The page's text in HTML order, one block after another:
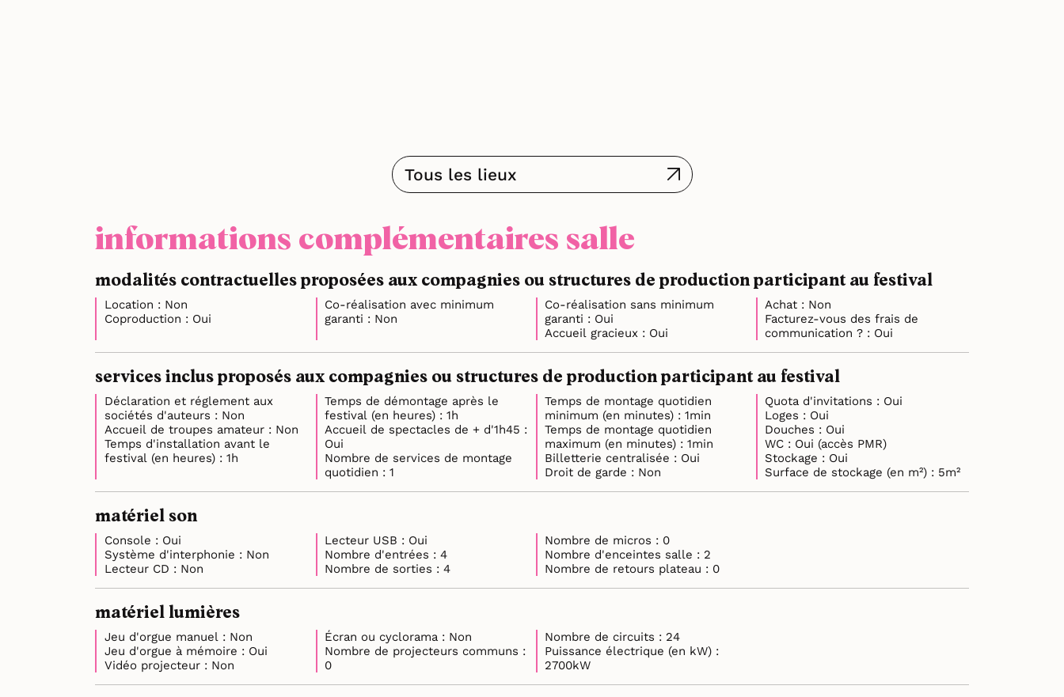
Tous les lieux
informations complémentaires salle
modalités contractuelles proposées aux compagnies ou structures de production participant au festival
Location : Non
Coproduction : Oui
Co-réalisation avec minimum
garanti : Non
Co-réalisation sans minimum
garanti : Oui
Accueil gracieux : Oui
Achat : Non
Facturez-vous des frais de
communication ? : Oui
services inclus proposés aux compagnies ou structures de production participant au festival
Déclaration et réglement aux
sociétés d'auteurs : Non
Accueil de troupes amateur : Non
Temps d'installation avant le
festival (en heures) : 1h
Temps de démontage après le
festival (en heures) : 1h
Accueil de spectacles de + d'1h45 :
Oui
Nombre de services de montage
quotidien : 1
Temps de montage quotidien
minimum (en minutes) : 1min
Temps de montage quotidien
maximum (en minutes) : 1min
Billetterie centralisée : Oui
Droit de garde : Non
Quota d'invitations : Oui
Loges : Oui
Douches : Oui
WC : Oui (accès PMR)
Stockage : Oui
Surface de stockage (en m²) : 5m²
matériel son
Console : Oui
Système d'interphonie : Non
Lecteur CD : Non
Lecteur USB : Oui
Nombre d'entrées : 4
Nombre de sorties : 4
Nombre de micros : 0
Nombre d'enceintes salle : 2
Nombre de retours plateau : 0
matériel lumières
Jeu d'orgue manuel : Non
Jeu d'orgue à mémoire : Oui
Vidéo projecteur : Non
Écran ou cyclorama : Non
Nombre de projecteurs communs :
0
Nombre de circuits : 24
Puissance électrique (en kW) :
2700kW